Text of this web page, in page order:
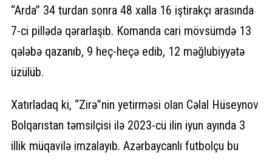
“Arda” 34 turdan sonra 48 xalla 16 iştirakçı arasında
7-ci pillədə qərarlaşıb. Komanda cari mövsümdə 13
qələbə qazanıb, 9 heç-heçə edib, 12 məğlubiyyətə
üzülüb.
Xatırladaq ki, “Zirə”nin yetirməsi olan Cəlal Hüseynov
Bolqarıstan təmsilçisi ilə 2023-cü ilin iyun ayında 3
illik müqavilə imzalayıb. Azərbaycanlı futbolçu bu